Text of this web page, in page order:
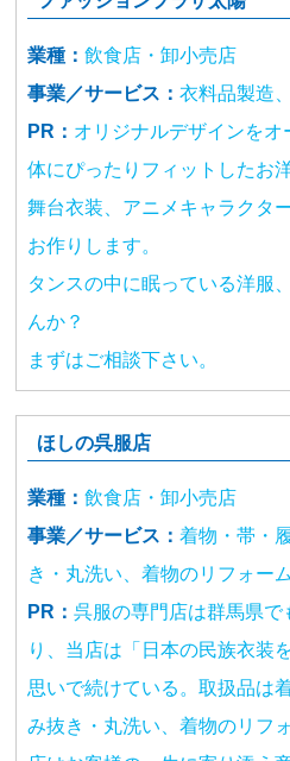
業種： 飲食店・卸小売店
事業／サービス： 衣料品製造
PR： オリジナルデザインを
体にぴったりフィットしたお
舞台衣装、アニメキャラクタ
お作りします。
タンスの中に眠っている洋服
んか？
まずはご相談下さい。
ほしの呉服店
業種： 飲食店・卸小売店
事業／サービス： 着物・帯・
き・丸洗い、着物のリフォーム
PR： 呉服の専門店は群馬県で
り、当店は「日本の民族衣装
思いで続けている。取扱品は
み抜き・丸洗い、着物のリフ